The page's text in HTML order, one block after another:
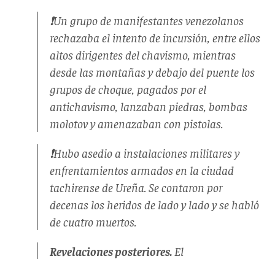
❗️Un grupo de manifestantes venezolanos
rechazaba el intento de incursión, entre ellos
altos dirigentes del chavismo, mientras
desde las montañas y debajo del puente los
grupos de choque, pagados por el
antichavismo, lanzaban piedras, bombas
molotov y amenazaban con pistolas.
❗️Hubo asedio a instalaciones militares y
enfrentamientos armados en la ciudad
tachirense de Ureña. Se contaron por
decenas los heridos de lado y lado y se habló
de cuatro muertos.
Revelaciones posteriores. El